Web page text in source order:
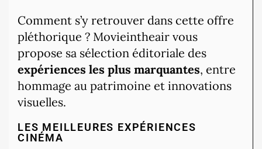
Comment s’y retrouver dans cette offre
pléthorique ? Movieintheair vous
propose sa sélection éditoriale des
expériences les plus marquantes, entre
hommage au patrimoine et innovations
visuelles.
LES MEILLEURES EXPÉRIENCES
CINÉMA